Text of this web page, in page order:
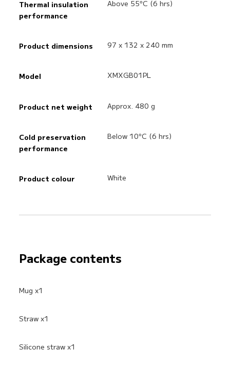
Thermal insulation
performance
Above 55°C (6 hrs)
Product dimensions 97 x 132 x 240 mm
Model XMXGB01PL
Product net weight Approx. 480 g
Cold preservation
performance
Below 10°C (6 hrs)
Product colour White
Package contents
Mug x1
Straw x1
Silicone straw x1